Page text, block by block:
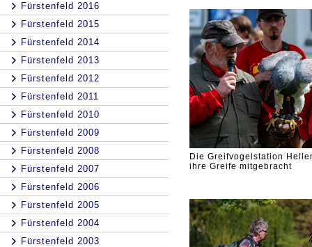
Fürstenfeld 2016
Fürstenfeld 2015
Fürstenfeld 2014
Fürstenfeld 2013
Fürstenfeld 2012
Fürstenfeld 2011
Fürstenfeld 2010
Fürstenfeld 2009
Fürstenfeld 2008
Fürstenfeld 2007
Fürstenfeld 2006
Fürstenfeld 2005
Fürstenfeld 2004
Fürstenfeld 2003
Die Greifvogelstation
ihre Greife mitgebracht